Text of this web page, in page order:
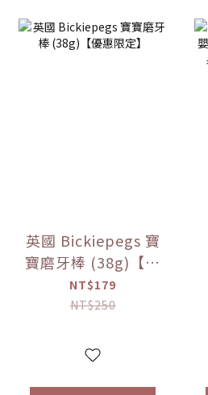
英國 Bickiepegs 寶
寶磨牙棒 (38g)【優
惠限定】
NT$179
NT$250